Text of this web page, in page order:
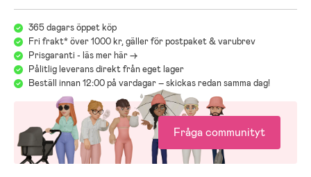
365 dagars öppet köp
Fri frakt* över 1000 kr, gäller för postpaket & varubrev
Prisgaranti - läs mer här ->
Pålitlig leverans direkt från eget lager
Beställ innan 12:00 på vardagar – skickas redan samma dag!
Fråga communityt